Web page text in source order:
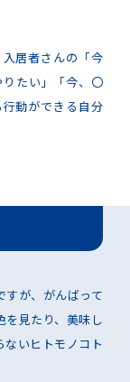
居者さんの「今
たい」「今、〇
動ができる自分
すが、がんばって
を見たり、美味し
ないヒトモノコト